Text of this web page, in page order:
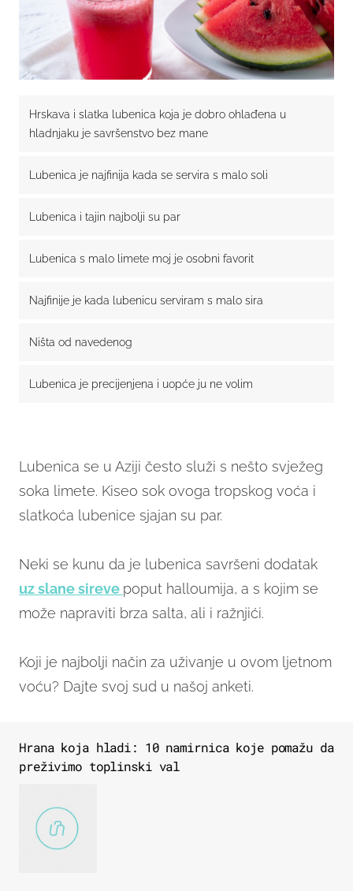
Hrskava i slatka lubenica koja je dobro ohlađena u
hladnjaku je savršenstvo bez mane
Lubenica je najfinija kada se servira s malo soli
Lubenica i tajin najbolji su par
Lubenica s malo limete moj je osobni favorit
Najfinije je kada lubenicu serviram s malo sira
Ništa od navedenog
Lubenica je precijenjena i uopće ju ne volim
Najfinije je kada lubenicu serviram s malo sira
Ništa od navedenog
Lubenica se u Aziji često služi s nešto svježeg
soka limete. Kiseo sok ovoga tropskog voća i
slatkoća lubenice sjajan su par.
Neki se kunu da je lubenica savršeni dodatak
uz slane sireve poput halloumija, a s kojim se
može napraviti brza salta, ali i ražnjići.
Koji je najbolji način za uživanje u ovom ljetnom
voću? Dajte svoj sud u našoj anketi.
Hrana koja hladi: 10 namirnica koje pomažu da
preživimo toplinski val